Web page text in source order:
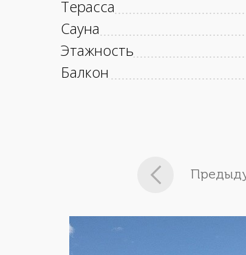
Терасса
Сауна
Этажность
Балкон